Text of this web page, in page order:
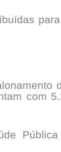
com